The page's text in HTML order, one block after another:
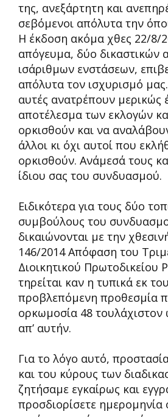
της, ανεξάρτητη και
σεβόμενοι απόλυτα την
Η έκδοση ακόμα χθες 22/8/
απόγευμα, δύο δικαστικών
ισάριθμων ενστάσεων,
απόλυτα τον ισχυρισμό
αυτές ανατρέπουν μερικώς
αποτέλεσμα των εκλογών
ορκισθούν και να
άλλοι κι όχι αυτοί που
ορκισθούν. Ανάμεσά τους
ίδιου σας του συνδυασμού.
Ειδικότερα για τους δύο
συμβούλους του
δικαιώνονται με την
146/2014 Απόφαση του
Διοικητικού Πρωτοδικείου
τηρείται καν η τυπικά εκ
προβλεπόμενη προθεσμία
ορκωμοσία 48 τουλάχιστον
απ’ αυτήν.
Για το λόγο αυτό,
και του κύρους των
ζητήσαμε εγκαίρως και
προσδιορίσετε